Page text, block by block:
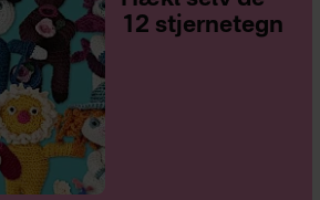
12 stjernetegn